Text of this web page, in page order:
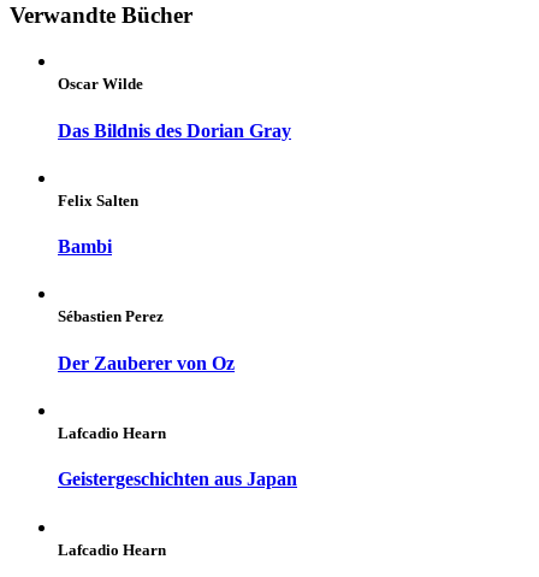
Verwandte Bücher
Oscar Wilde
Das Bildnis des Dorian Gray
Felix Salten
Bambi
Sébastien Perez
Der Zauberer von Oz
Lafcadio Hearn
Geistergeschichten aus Japan
Lafcadio Hearn